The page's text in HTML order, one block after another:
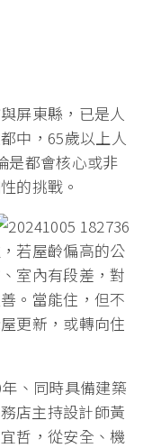
屏東縣，已是人
中，65歲以上人
是都會核心或非
的挑戰。
若屋齡偏高的公
室內有段差，對
。當能住，但不
更新，或轉向住
、同時具備建築
店主持設計師黃
哲，從安全、機